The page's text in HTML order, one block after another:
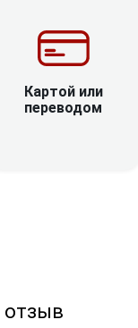
Картой или
переводом
отзыв